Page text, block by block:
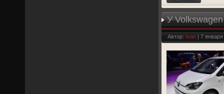
У
Автор: Ivan | 7